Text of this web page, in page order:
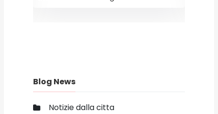
Blog News
Notizie dalla citta